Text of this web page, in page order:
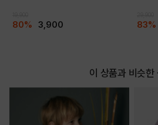
80% 3,900 83%
이 상품과 비슷한